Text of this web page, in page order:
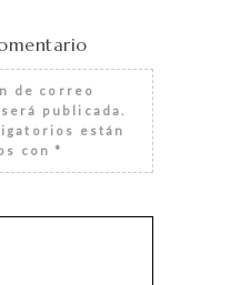
de correo
publicada.
están
con *